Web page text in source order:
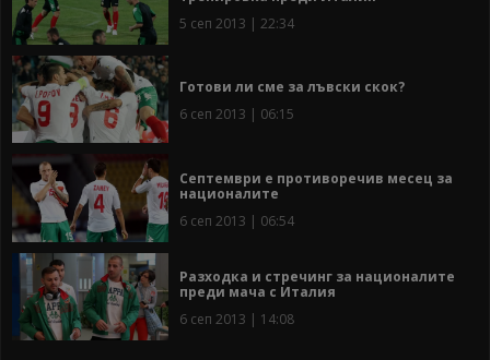
5 сеп 2013 | 22:34
Готови ли сме за лъвски скок?
6 сеп 2013 | 06:15
Септември е противоречив месец за
националите
6 сеп 2013 | 06:54
Разходка и стречинг за националите
преди мача с Италия
6 сеп 2013 | 14:08